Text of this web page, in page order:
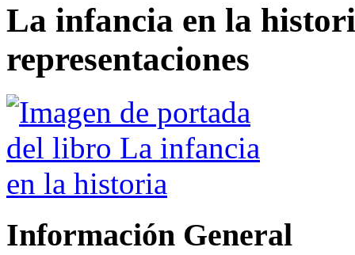
La infancia en la
representaciones
Información General